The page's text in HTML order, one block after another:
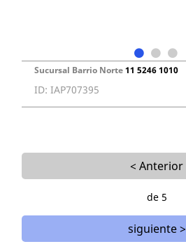
Sucursal Barrio Norte11 5246 1010
ID: IAP707395
< Anterior
de 5
siguiente >